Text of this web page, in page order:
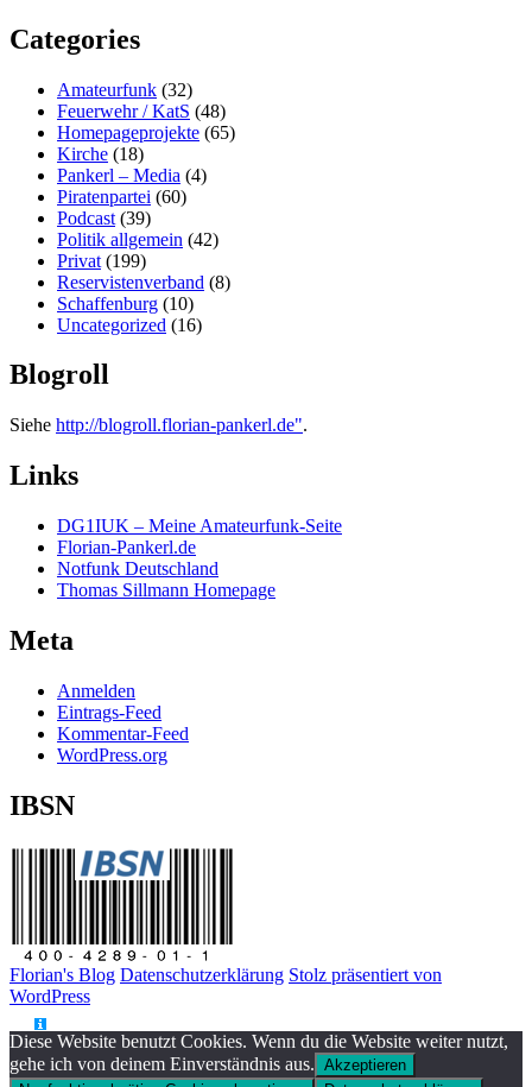
Categories
Amateurfunk (32)
Feuerwehr / KatS (48)
Homepageprojekte (65)
Kirche (18)
Pankerl – Media (4)
Piratenpartei (60)
Podcast (39)
Politik allgemein (42)
Privat (199)
Reservistenverband (8)
Schaffenburg (10)
Uncategorized (16)
Blogroll
Siehe http://blogroll.florian-pankerl.de".
Links
DG1IUK – Meine Amateurfunk-Seite
Florian-Pankerl.de
Notfunk Deutschland
Thomas Sillmann Homepage
Meta
Anmelden
Eintrags-Feed
Kommentar-Feed
WordPress.org
IBSN
Florian's Blog Datenschutzerklärung Stolz präsentiert von
WordPress
Diese Website benutzt Cookies. Wenn du die Website weiter nutzt,
gehe ich von deinem Einverständnis aus. Akzeptieren